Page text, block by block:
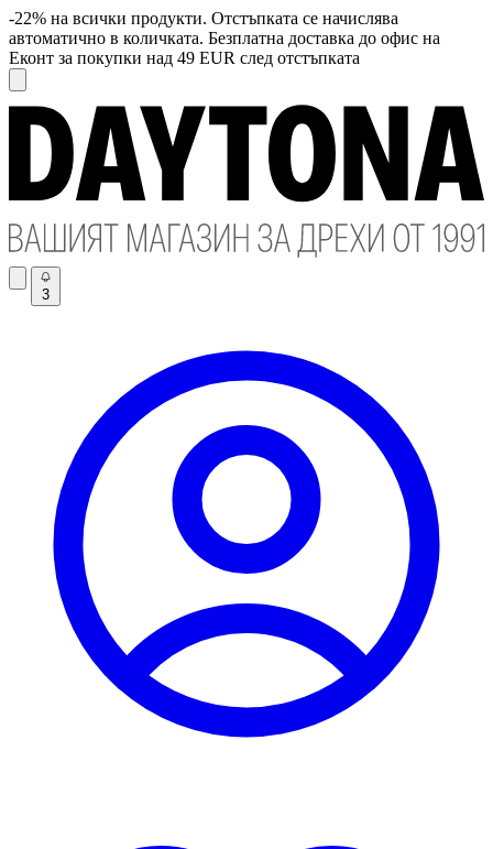
-22% на всички продукти. Отстъпката се начислява
автоматично в количката. Безплатна доставка до офис на
Еконт за покупки над 49 EUR след отстъпката
3